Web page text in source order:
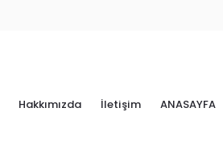
Hakkımızda İletişim ANASAYFA